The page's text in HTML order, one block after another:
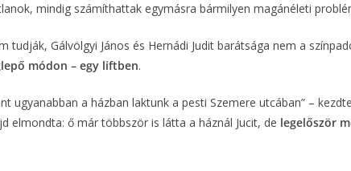
mindig számíthattak egymásra bármilyen magánéleti
tudják, Gálvölgyi János és Hernádi Judit barátsága nem a
módon – egy liftben.
ugyanabban a házban laktunk a pesti Szemere utcában” –
elmondta: ő már többször is látta a háznál Jucit, de legelőször